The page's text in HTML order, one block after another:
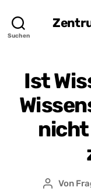
Suchen
Ist
nicht
Von